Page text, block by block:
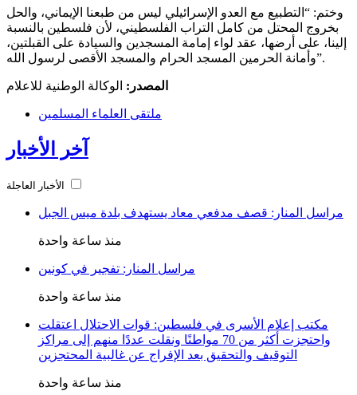
وختم: “التطبيع مع العدو الإسرائيلي ليس من طبعنا الإيماني، والحل
بخروج المحتل من كامل التراب الفلسطيني، لأن فلسطين بالنسبة
إلينا، على أرضها، عقد لواء إمامة المسجدين والسيادة على القبلتين،
وأمانة الحرمين المسجد الحرام والمسجد الأقصى لرسول الله”.
المصدر: الوكالة الوطنية للاعلام
ملتقى العلماء المسلمين
آخر الأخبار
الأخبار العاجلة
مراسل المنار: قصف مدفعي معاد يستهدف بلدة ميس الجبل
منذ ساعة واحدة
مراسل المنار: تفجير في كونين
منذ ساعة واحدة
مكتب إعلام الأسرى في فلسطين: قوات الاحتلال اعتقلت
واحتجزت أكثر من 70 مواطنًا ونقلت عددًا منهم إلى مراكز
التوقيف والتحقيق بعد الإفراج عن غالبية المحتجزين
منذ ساعة واحدة